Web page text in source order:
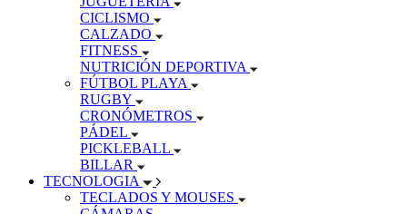
CICLISMO
CALZADO
FITNESS
NUTRICIÓN DEPORTIVA
FÚTBOL PLAYA
RUGBY
CRONÓMETROS
PÁDEL
PICKLEBALL
BILLAR
TECNOLOGIA
TECLADOS Y MOUSES